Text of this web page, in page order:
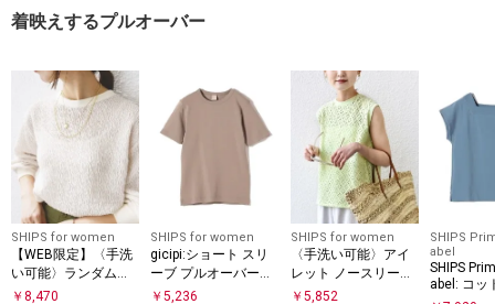
着映えするプルオーバー
SHIPS for women
【WEB限定】〈手洗
い可能〉ランダムブ
ルーゼ ロングスリー
￥ 8,470
SHIPS for women
gicipi:ショート スリ
ーブ プルオーバー
（CRISTALLO）21/3
￥5,236
SHIPS for women
〈手洗い可能〉アイ
レット ノースリーブ
フレア プルオーバー
￥ 5,852
SHIPS
abel
SHIPS
abel: コッ